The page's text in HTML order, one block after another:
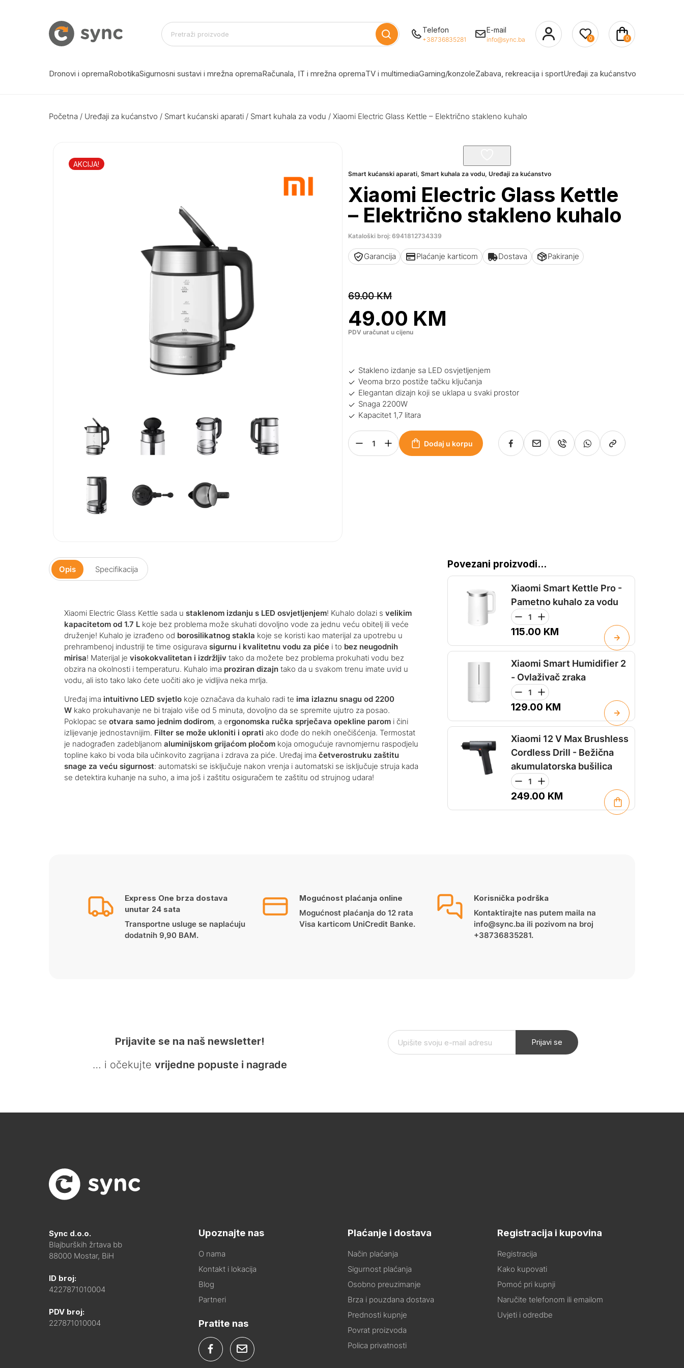
Telefon
+38736835281
E-mail
info@sync.ba 0 0
Dronovi i opremaRobotikaSigurnosni sustavi i mrežna opremaRačunala, IT i mrežna opremaTV i multimediaGaming/konzoleZabava, rekreacija i sportUređaji za kućanstvo
Početna / Uređaji za kućanstvo / Smart kućanski aparati / Smart kuhala za vodu / Xiaomi Electric Glass Kettle – Električno stakleno kuhalo
AKCIJA!
Smart kućanski aparati,Smart kuhala za vodu,Uređaji za kućanstvo
Xiaomi Electric Glass Kettle
– Električno stakleno kuhalo
Kataloški broj: 6941812734339
Garancija Plaćanje karticom Dostava Pakiranje
69.00KM
49.00 KM
PDV uračunat u cijenu
Stakleno izdanje sa LED osvjetljenjem
Veoma brzo postiže tačku ključanja
Elegantan dizajn koji se uklapa u svaki prostor
Snaga 2200W
Kapacitet 1,7 litara
Dodaj u korpu
Opis Specifikacija
Xiaomi Electric Glass Kettle sada u staklenom izdanju s LED osvjetljenjem! Kuhalo dolazi s velikim
kapacitetom od 1.7 L koje bez problema može skuhati dovoljno vode za jednu veću obitelj ili veće
druženje! Kuhalo je izrađeno od borosilikatnog stakla koje se koristi kao materijal za upotrebu u
prehrambenoj industriji te time osigurava sigurnu i kvalitetnu vodu za piće i to bez neugodnih
mirisa! Materijal je visokokvalitetan i izdržljiv tako da možete bez problema prokuhati vodu bez
obzira na okolnosti i temperaturu. Kuhalo ima proziran dizajn tako da u svakom trenu imate uvid u
vodu, ali isto tako lako ćete uočiti ako je vidljiva neka mrlja.
Uređaj ima intuitivno LED svjetlo koje označava da kuhalo radi te ima izlaznu snagu od 2200
W kako prokuhavanje ne bi trajalo više od 5 minuta, dovoljno da se spremite ujutro za posao.
Poklopac se otvara samo jednim dodirom, a ergonomska ručka sprječava opekline parom i čini
izlijevanje jednostavnijim. Filter se može ukloniti i oprati ako dođe do nekih onečišćenja. Termostat
je nadograđen zadebljanom aluminijskom grijaćom pločom koja omogućuje ravnomjernu raspodjelu
topline kako bi voda bila učinkovito zagrijana i zdrava za piće. Uređaj ima četverostruku zaštitu
snage za veću sigurnost: automatski se isključuje nakon vrenja i automatski se isključuje struja kada
se detektira kuhanje na suho, a ima još i zaštitu osiguračem te zaštitu od strujnog udara!
Povezani proizvodi...
Xiaomi Smart Kettle Pro -
Pametno kuhalo za vodu
115.00 KM
Xiaomi Smart Humidifier 2
- Ovlaživač zraka
129.00 KM
Xiaomi 12 V Max Brushless
Cordless Drill - Bežična
akumulatorska bušilica
249.00 KM
Express One brza dostava
unutar 24 sata
Transportne usluge se naplaćuju
dodatnih 9,90 BAM.
Mogućnost plaćanja online
Mogućnost plaćanja do 12 rata
Visa karticom UniCredit Banke.
Korisnička podrška
Kontaktirajte nas putem maila na
info@sync.ba ili pozivom na broj
+38736835281.
Prijavite se na naš newsletter!
… i očekujte vrijedne popuste i nagrade
Prijavi se
Sync d.o.o.
Blajburških žrtava bb
88000 Mostar, BiH
ID broj:
4227871010004
PDV broj:
227871010004
Upoznajte nas
O nama
Kontakt i lokacija
Blog
Partneri
Pratite nas
Plaćanje i dostava
Način plaćanja
Sigurnost plaćanja
Osobno preuzimanje
Brza i pouzdana dostava
Prednosti kupnje
Povrat proizvoda
Polica privatnosti
Registracija i kupovina
Registracija
Kako kupovati
Pomoć pri kupnji
Naručite telefonom ili emailom
Uvjeti i odredbe